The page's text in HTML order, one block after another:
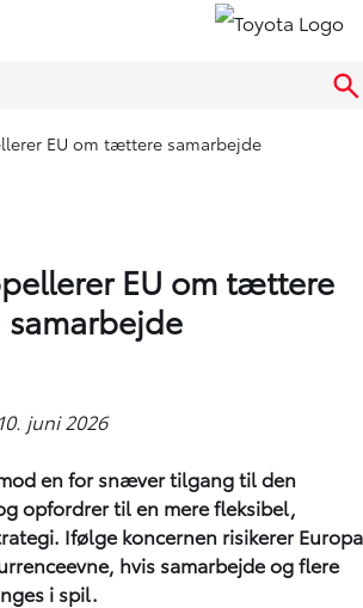
EU om tættere samarbejde
EU om tættere
samarbejde
juni 2026
en for snæver tilgang til den
opfordrer til en mere fleksibel,
Ifølge koncernen risikerer Europa
hvis samarbejde og flere
i spil.